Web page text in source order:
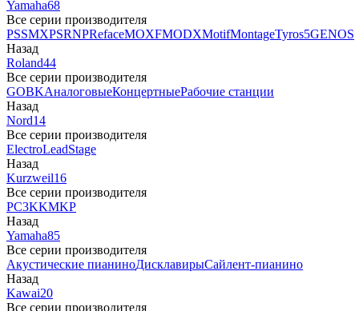
Yamaha68
Все серии производителя
PSSMXPSRNPRefaceMOXFMODXMotifMontageTyros5GENOS
Назад
Roland44
Все серии производителя
GOBKАналоговыеКонцертныеРабочие станции
Назад
Nord14
Все серии производителя
ElectroLeadStage
Назад
Kurzweil16
Все серии производителя
PC3KKMKP
Назад
Yamaha85
Все серии производителя
Акустические пианиноДисклавирыСайлент-пианино
Назад
Kawai20
Все серии производителя